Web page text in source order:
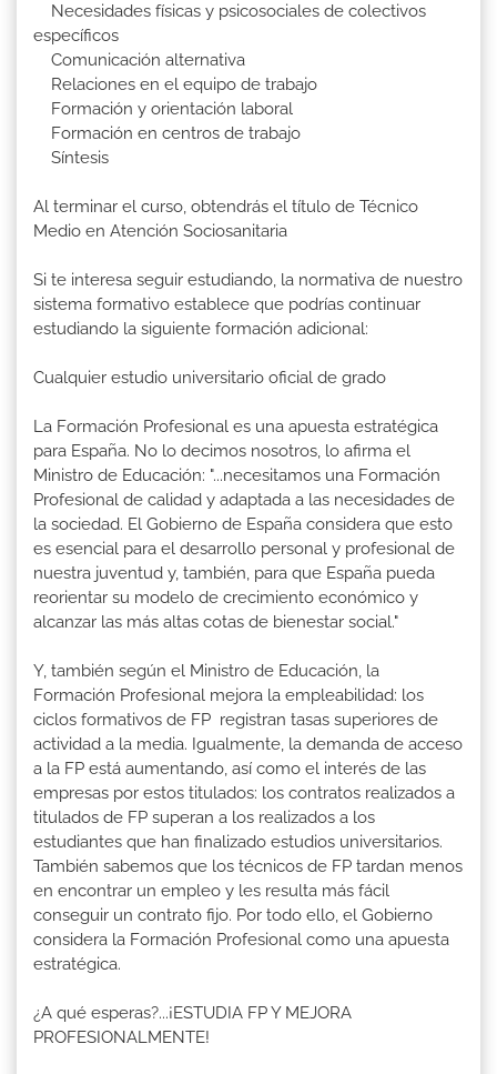
Necesidades físicas y psicosociales de colectivos
específicos
Comunicación alternativa
Relaciones en el equipo de trabajo
Formación y orientación laboral
Formación en centros de trabajo
Síntesis
Al terminar el curso, obtendrás el título de Técnico
Medio en Atención Sociosanitaria
Si te interesa seguir estudiando, la normativa de nuestro
sistema formativo establece que podrías continuar
estudiando la siguiente formación adicional:
Cualquier estudio universitario oficial de grado
La Formación Profesional es una apuesta estratégica
para España. No lo decimos nosotros, lo afirma el
Ministro de Educación: "...necesitamos una Formación
Profesional de calidad y adaptada a las necesidades de
la sociedad. El Gobierno de España considera que esto
es esencial para el desarrollo personal y profesional de
nuestra juventud y, también, para que España pueda
reorientar su modelo de crecimiento económico y
alcanzar las más altas cotas de bienestar social."
Y, también según el Ministro de Educación, la
Formación Profesional mejora la empleabilidad: los
ciclos formativos de FP registran tasas superiores de
actividad a la media. Igualmente, la demanda de acceso
a la FP está aumentando, así como el interés de las
empresas por estos titulados: los contratos realizados a
titulados de FP superan a los realizados a los
estudiantes que han finalizado estudios universitarios.
También sabemos que los técnicos de FP tardan menos
en encontrar un empleo y les resulta más fácil
conseguir un contrato fijo. Por todo ello, el Gobierno
considera la Formación Profesional como una apuesta
estratégica.
¿A qué esperas?...¡ESTUDIA FP Y MEJORA
PROFESIONALMENTE!